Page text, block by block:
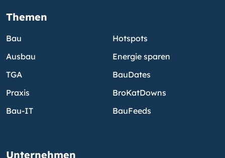
Themen
Bau
Ausbau
TGA
Praxis
Bau-IT
Hotspots
Energie sparen
BauDates
BroKatDowns
BauFeeds
Unternehmen